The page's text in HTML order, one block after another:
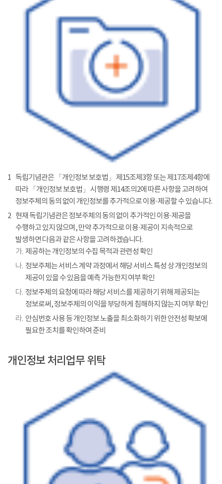
1 독립기념관은 「개인정보 보호법」 제15조제3항 또는 제17조제4항에
따라 「개인정보 보호법」 시행령 제14조의2에 따른 사항을 고려하여
정보주체의 동의 없이 개인정보를 추가적으로 이용·제공할 수 있습니다.
2 현재 독립기념관은 정보주체의 동의 없이 추가적인 이용·제공을
수행하고 있지 않으며, 만약 추가적으로 이용·제공이 지속적으로
발생하면 다음과 같은 사항을 고려하겠습니다.
가. 제공하는 개인정보의 수집 목적과 관련성 확인
나. 정보주체는 서비스 계약 과정에서 해당 서비스 특성 상 개인정보의
제공이 있을 수 있음을 예측 가능한지 여부 확인
다. 정보주체의 요청에 따라 해당 서비스를 제공하기 위해 제공되는
정보로써, 정보주체의 이익을 부당하게 침해하지 않는지 여부 확인
라. 안심번호 사용 등 개인정보 노출을 최소화하기 위한 안전성 확보에
필요한 조치를 확인하여 준비
개인정보 처리업무 위탁